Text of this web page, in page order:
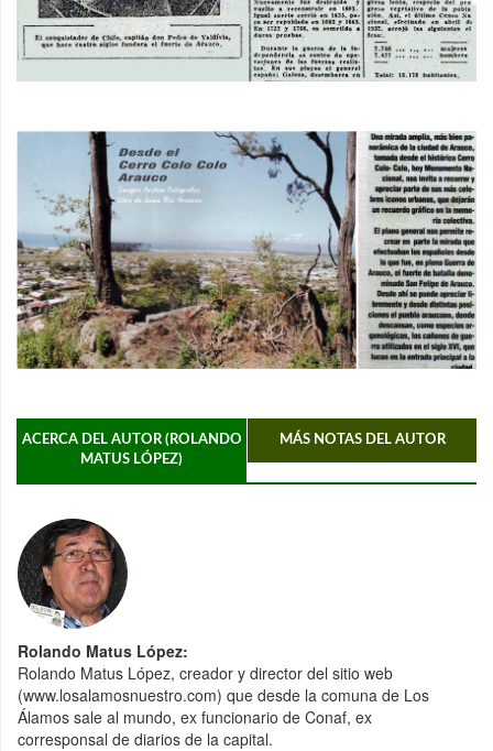
ACERCA DEL AUTOR (ROLANDO
MATUS LÓPEZ)
MÁS NOTAS DEL AUTOR
Rolando Matus López:
Rolando Matus López, creador y director del sitio web
(www.losalamosnuestro.com) que desde la comuna de Los
Álamos sale al mundo, ex funcionario de Conaf, ex
corresponsal de diarios de la capital.